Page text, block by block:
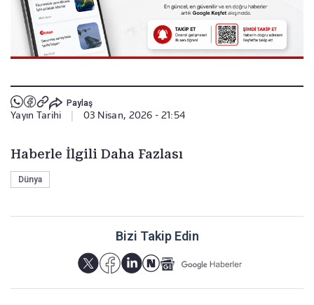
Paylaş
Yayın Tarihi 03 Nisan, 2026 - 21:54
Haberle İlgili Daha Fazlası
Dünya
Bizi Takip Edin